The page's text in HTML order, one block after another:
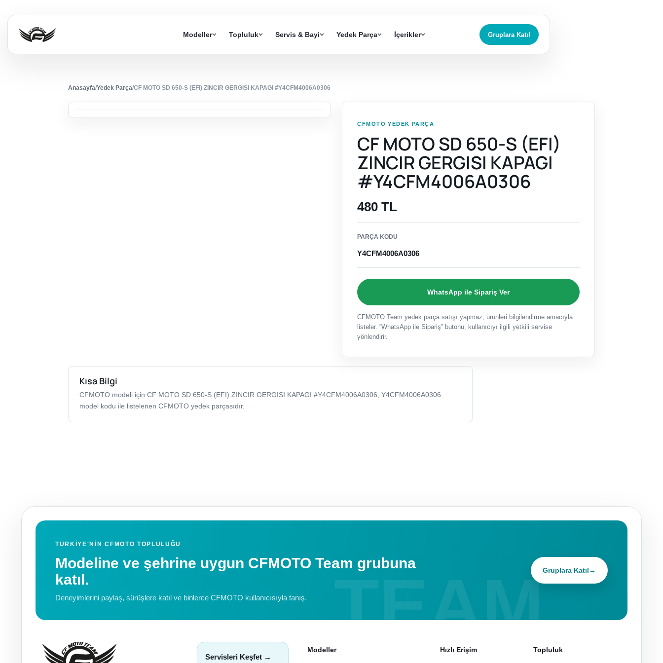
Modeller Topluluk Servis & Bayi Yedek Parça İçerikler Gruplara Katıl
Anasayfa/Yedek Parça/CF MOTO SD 650-S (EFI) ZINCIR GERGISI KAPAGI #Y4CFM4006A0306
CFMOTO YEDEK PARÇA
CF MOTO SD 650-S (EFI)
ZINCIR GERGISI KAPAGI
#Y4CFM4006A0306
480 TL
PARÇA KODU
Y4CFM4006A0306
WhatsApp ile Sipariş Ver
CFMOTO Team yedek parça satışı yapmaz; ürünleri bilgilendirme amacıyla
listeler. “WhatsApp ile Sipariş” butonu, kullanıcıyı ilgili yetkili servise
yönlendirir.
Kısa Bilgi
CFMOTO modeli için CF MOTO SD 650-S (EFI) ZINCIR GERGISI KAPAGI #Y4CFM4006A0306, Y4CFM4006A0306
model kodu ile listelenen CFMOTO yedek parçasıdır.
TÜRKIYE'NIN CFMOTO TOPLULUĞU
Modeline ve şehrine uygun CFMOTO Team grubuna
katıl.
Deneyimlerini paylaş, sürüşlere katıl ve binlerce CFMOTO kullanıcısıyla tanış.
Gruplara Katıl→
Servisleri Keşfet →
Modeller Hızlı Erişim Topluluk